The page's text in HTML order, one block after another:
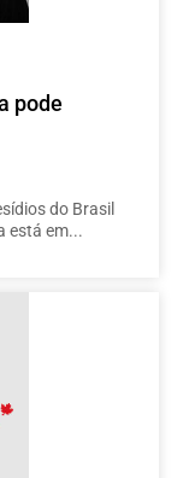
pode
do Brasil
está em...